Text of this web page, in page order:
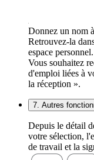
Donnez un nom
Retrouvez-la
espace personnel.
Vous souhaitez
d'emploi liées à
la réception ».
7. Autres
Depuis le détail
votre sélection,
de travail et la